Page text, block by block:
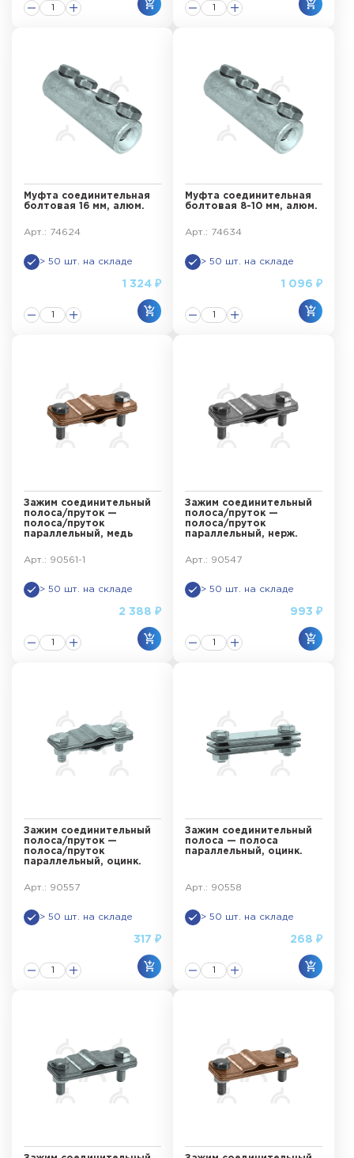
Муфта соединительная
болтовая 16 мм, алюм.
Арт.: 74624
> 50 шт. на складе
1 324 ₽
Муфта соединительная
болтовая 8-10 мм, алюм.
Арт.: 74634
> 50 шт. на складе
1 096 ₽
Зажим соединительный
полоса/пруток —
полоса/пруток
параллельный, медь
Арт.: 90561-1
> 50 шт. на складе
2 388 ₽
Зажим соединительный
полоса/пруток —
полоса/пруток
параллельный, нерж.
Арт.: 90547
> 50 шт. на складе
993 ₽
Зажим соединительный
полоса/пруток —
полоса/пруток
параллельный, оцинк.
Арт.: 90557
> 50 шт. на складе
317 ₽
Зажим соединительный
полоса — полоса
параллельный, оцинк.
Арт.: 90558
> 50 шт. на складе
268 ₽